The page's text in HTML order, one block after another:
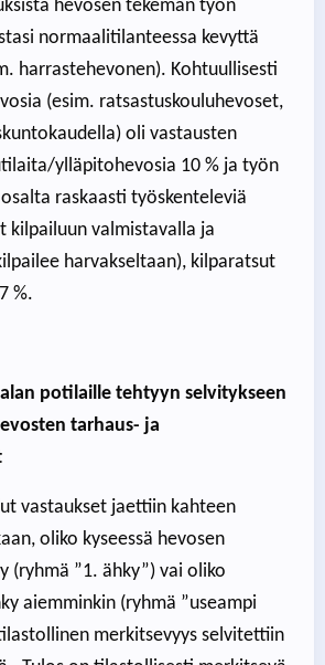
hevosen tekemän työn
normaalitilanteessa kevyttä
harrastehevonen). Kohtuullisesti
(esim. ratsastuskouluhevoset,
oli vastausten
ylläpitohevosia 10 % ja työn
raskaasti työskenteleviä
kilpailuun valmistavalla ja
harvakseltaan), kilparatsut
%.
potilaille tehtyyn selvitykseen
tarhaus- ja
vastaukset jaettiin kahteen
oliko kyseessä hevosen
(ryhmä ”1. ähky”) vai oliko
aiemminkin (ryhmä ”useampi
merkitsevyys selvitettiin